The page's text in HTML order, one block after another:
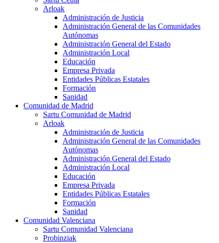
Arloak
Administración de Justicia
Administración General de las Comunidades
Autónomas
Administración General del Estado
Administración Local
Educación
Empresa Privada
Entidades Públicas Estatales
Formación
Sanidad
Comunidad de Madrid
Sartu Comunidad de Madrid
Arloak
Administración de Justicia
Administración General de las Comunidades
Autónomas
Administración General del Estado
Administración Local
Educación
Empresa Privada
Entidades Públicas Estatales
Formación
Sanidad
Comunidad Valenciana
Sartu Comunidad Valenciana
Probinziak